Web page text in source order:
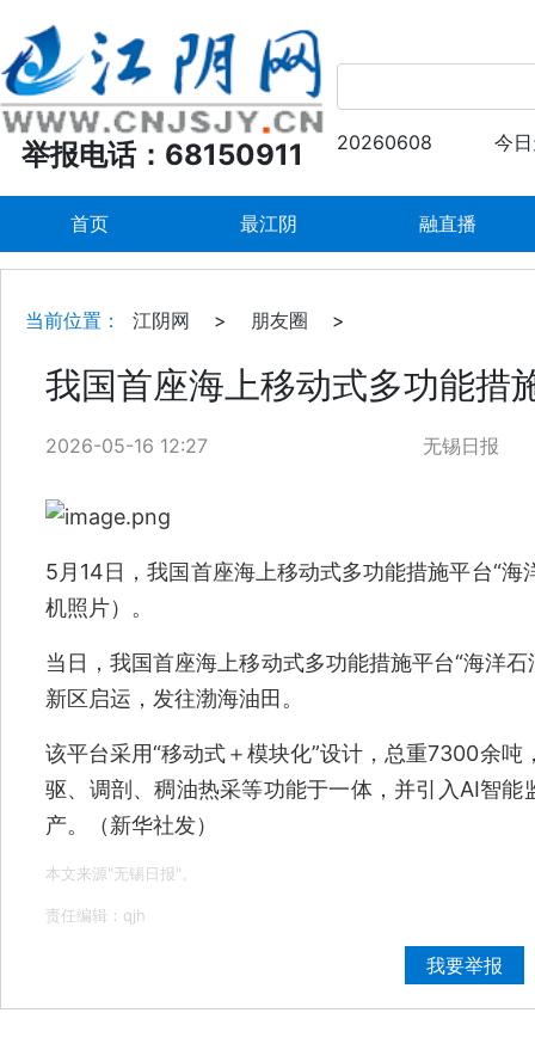
举报电话：68150911 20260608 今
首页 最江阴 融直播
当前位置： 江阴网 > 朋友圈 >
我国首座海上移动式多功能措
2026-05-16 12:27 无锡日报
5月14日，我国首座海上移动式多功能措施平台“
机照片）。
当日，我国首座海上移动式多功能措施平台“海洋
新区启运，发往渤海油田。
该平台采用“移动式＋模块化”设计，总重7300余
驱、调剖、稠油热采等功能于一体，并引入AI智
产。（新华社发）
本文来源"无锡日报"。
责任编辑：qjh
我要举报